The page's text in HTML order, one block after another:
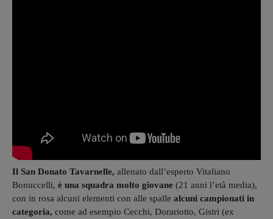
Il San Donato Tavarnelle, allenato dall’esperto Vitaliano
Bonuccelli, è una squadra molto giovane (21 anni l’età media),
con in rosa alcuni elementi con alle spalle alcuni campionati in
categoria, come ad esempio Cecchi, Dorariotto, Gistri (ex